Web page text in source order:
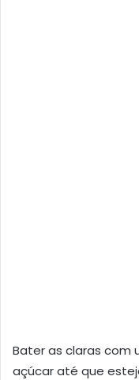
Bater as claras com
açúcar até que